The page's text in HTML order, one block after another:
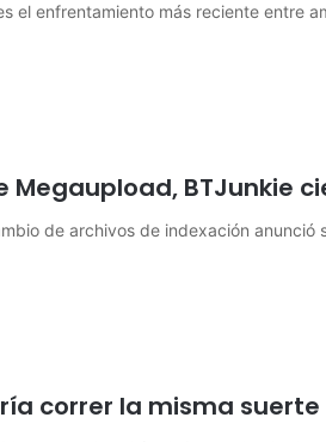
el enfrentamiento más reciente entre
Megaupload, BTJunkie
de archivos de indexación anunció
correr la misma